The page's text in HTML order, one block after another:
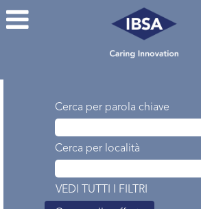
Cerca per parola chiave
Cerca per località
VEDI TUTTI I FILTRI